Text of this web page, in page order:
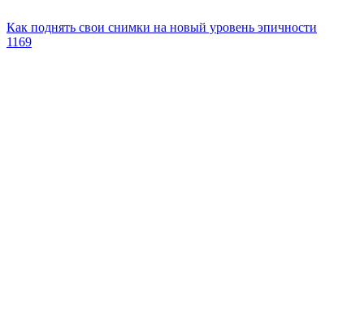
Как поднять свои снимки на новый уровень эпичности
1169